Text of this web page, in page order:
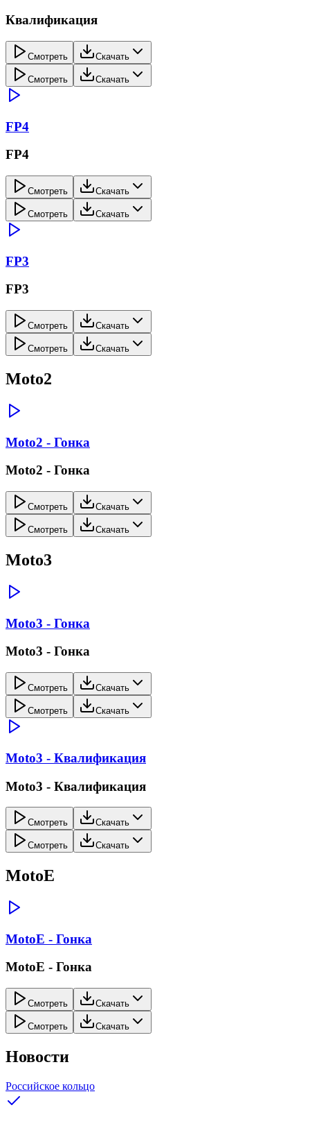
Квалификация
Смотреть Скачать
Смотреть Скачать
FP4
FP4
Смотреть Скачать
Смотреть Скачать
FP3
FP3
Смотреть Скачать
Смотреть Скачать
Moto2
Moto2 - Гонка
Moto2 - Гонка
Смотреть Скачать
Смотреть Скачать
Moto3
Moto3 - Гонка
Moto3 - Гонка
Смотреть Скачать
Смотреть Скачать
Moto3 - Квалификация
Moto3 - Квалификация
Смотреть Скачать
Смотреть Скачать
MotoE
MotoE - Гонка
MotoE - Гонка
Смотреть Скачать
Смотреть Скачать
Новости
Российское кольцо